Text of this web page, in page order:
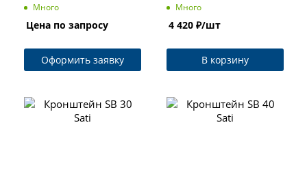
Много
Цена по запросу
Оформить заявку
Много
4 420 ₽/шт
В корзину